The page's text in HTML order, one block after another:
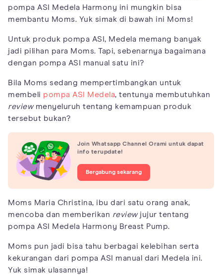
pompa ASI Medela Harmony ini mungkin bisa
membantu Moms. Yuk simak di bawah ini Moms!
Untuk produk pompa ASI, Medela memang banyak
jadi pilihan para Moms. Tapi, sebenarnya bagaimana
dengan pompa ASI manual satu ini?
Bila Moms sedang mempertimbangkan untuk
membeli pompa ASI Medela, tentunya membutuhkan
reviewmenyeluruh tentang kemampuan produk
tersebut bukan?
Join Whatsapp Channel Orami untuk dapat
info terupdate!
Bergabung sekarang
Moms Maria Christina, ibu dari satu orang anak,
mencoba dan memberikan reviewjujur tentang
pompa ASI Medela Harmony Breast Pump.
Moms pun jadi bisa tahu berbagai kelebihan serta
kekurangan dari pompa ASI manual dari Medela ini.
Yuk simak ulasannya!